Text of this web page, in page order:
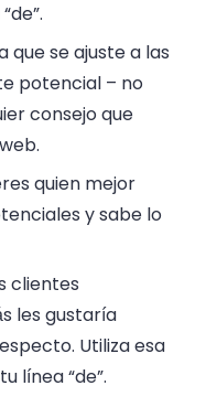
que se ajuste a las
potencial – no
consejo que
quien mejor
y sabe lo
clientes
les gustaría
Utiliza esa
línea “de”.